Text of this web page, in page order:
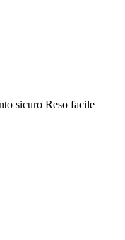
sicuro Reso facile